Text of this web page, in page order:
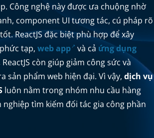
Công nghệ này được ưa chuộng nhờ
component UI tương tác, cú pháp rõ
ReactJS đặc biệt phù hợp để xây
tạp, web app và cả ứng dụng
còn giúp giảm công sức và
sản phẩm web hiện đại. Vì vậy, dịch vụ
luôn nằm trong nhóm nhu cầu hàng
nghiệp tìm kiếm đối tác gia công phần